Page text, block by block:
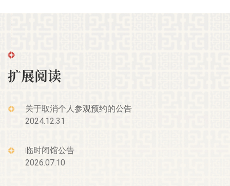
扩展阅读
关于取消个人参观预约的公告
2024.12.31
临时闭馆公告
2026.07.10